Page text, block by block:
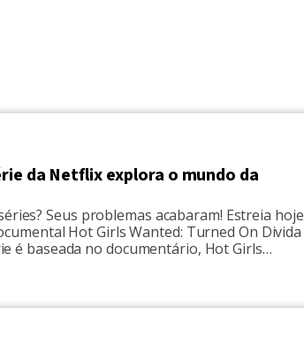
da Netflix explora o mundo da
Seus problemas acabaram! Estreia hoje
Hot Girls Wanted: Turned On Divida
é baseada no documentário, Hot Girls